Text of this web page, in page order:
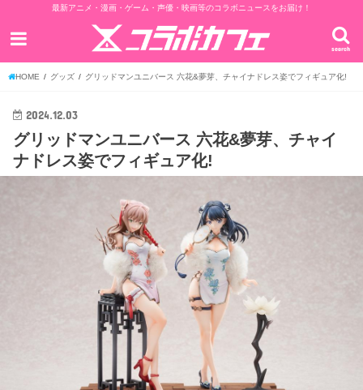
最新アニメ・漫画・ゲーム・声優・映画等のコラボニュースをお届け！
search
HOME グッズ グリッドマンユニバース 六花&夢芽、チャイナドレス姿でフィギュア化!
2024.12.03
グリッドマンユニバース 六花&夢芽、チャイ
ナドレス姿でフィギュア化!